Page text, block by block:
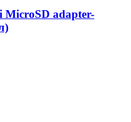
MicroSD adapter-